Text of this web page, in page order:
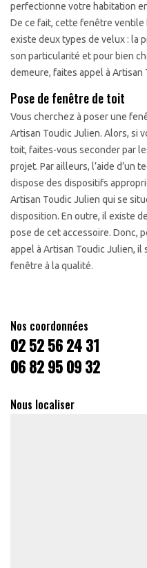
perfectionne votre habitation
De ce fait, cette fenêtre ventile
existe deux types de velux : la
son particularité et pour bien
demeure, faites appel à Artisan
Pose de fenêtre de toit
Vous cherchez à poser une
Artisan Toudic Julien. Alors, si
toit, faites-vous seconder par
projet. Par ailleurs, l’aide d’un
dispose des dispositifs
Artisan Toudic Julien qui se
disposition. En outre, il existe
pose de cet accessoire. Donc,
appel à Artisan Toudic Julien, il
fenêtre à la qualité.
Nos coordonnées
02 52 56 24 31
06 82 95 09 32
Nous localiser